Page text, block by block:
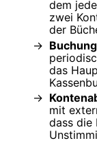
dem
zwei
der
das
mit
dass die